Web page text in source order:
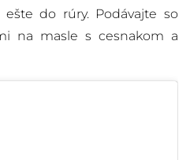
do rúry. Podávajte so
na masle s cesnakom a